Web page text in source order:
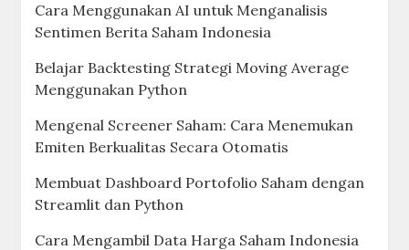
Cara Menggunakan AI untuk Menganalisis
Sentimen Berita Saham Indonesia
Belajar Backtesting Strategi Moving Average
Menggunakan Python
Mengenal Screener Saham: Cara Menemukan
Emiten Berkualitas Secara Otomatis
Membuat Dashboard Portofolio Saham dengan
Streamlit dan Python
Cara Mengambil Data Harga Saham Indonesia